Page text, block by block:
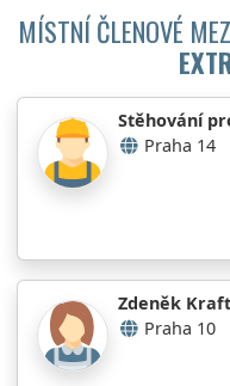
MÍSTNÍ ČLENOVÉ
Stěhování
Praha 14
Zdeněk Kraft
Praha 10